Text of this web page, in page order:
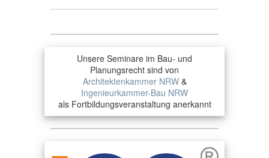
Unsere Seminare im Bau- und
Planungsrecht sind von
Architektenkammer NRW&
Ingenieurkammer-Bau NRW
als Fortbildungsveranstaltung anerkannt